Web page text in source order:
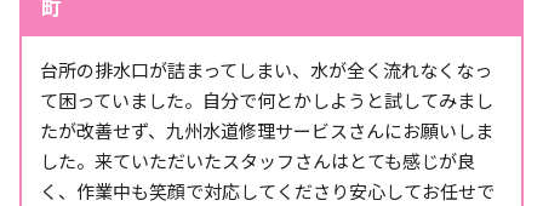
町
台所の排水口が詰まってしまい、水が全く流れなくなっ
て困っていました。自分で何とかしようと試してみまし
たが改善せず、九州水道修理サービスさんにお願いしま
した。来ていただいたスタッフさんはとても感じが良
く、作業中も笑顔で対応してくださり安心してお任せで